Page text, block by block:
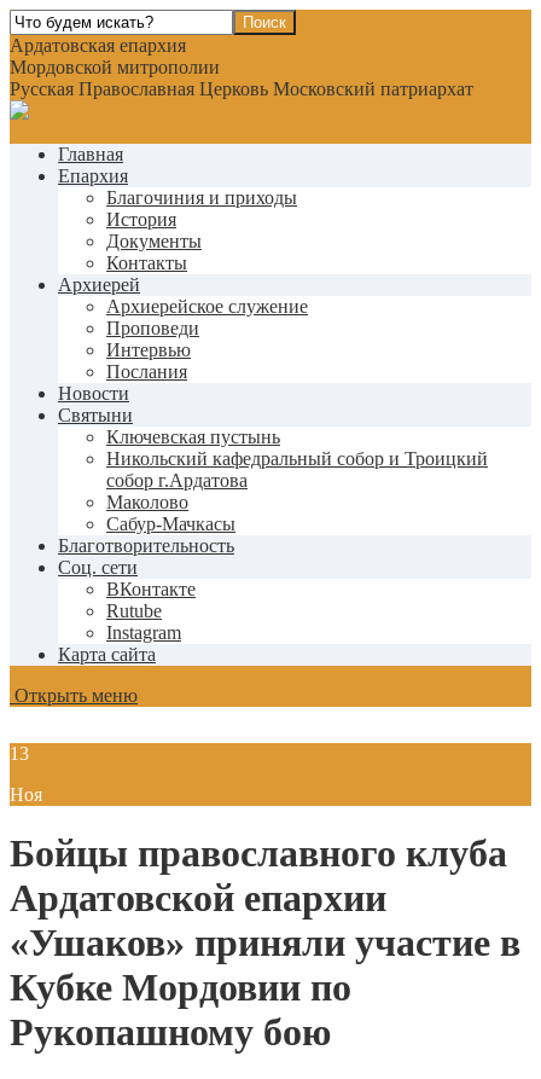
Ардатовская епархия
Мордовской митрополии
Русская Православная Церковь Московский патриархат
Главная
Епархия
Благочиния и приходы
История
Документы
Контакты
Архиерей
Архиерейское служение
Проповеди
Интервью
Послания
Новости
Святыни
Ключевская пустынь
Никольский кафедральный собор и Троицкий
собор г.Ардатова
Маколово
Сабур-Мачкасы
Благотворительность
Соц. сети
ВКонтакте
Rutube
Instagram
Карта сайта
Открыть меню
13
Ноя
Бойцы православного клуба
Ардатовской епархии
«Ушаков» приняли участие в
Кубке Мордовии по
Рукопашному бою